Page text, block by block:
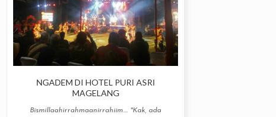
NGADEM DI HOTEL PURI ASRI
MAGELANG
Bismillaahirrahmaanirrahiim.... "Kak, ada